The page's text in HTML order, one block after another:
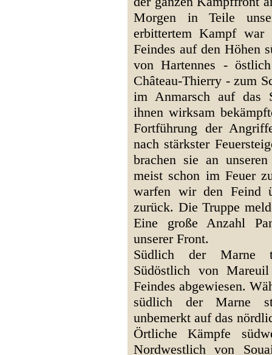
Morgen in Teile
erbittertem Kampf war
Feindes auf den Höhen
von Hartennes -
Château-Thierry - zum
im Anmarsch auf das
ihnen wirksam
Fortführung der
nach stärkster
brachen sie an
meist schon im Feuer
warfen wir den Feind
zurück. Die Truppe
Eine große Anzahl
unserer Front.
Südlich der Marne
Südöstlich von
Feindes abgewiesen.
südlich der Marne
unbemerkt auf das
Örtliche Kämpfe
Nordwestlich von